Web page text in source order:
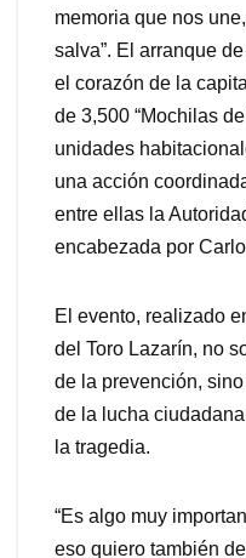
memoria que nos
salva”. El arranque
el corazón de la
de 3,500 “Mochilas
unidades
una acción
entre ellas la
encabezada por
El evento, realizado
del Toro Lazarín, no
de la prevención,
de la lucha
la tragedia.
“Es algo muy
eso quiero también